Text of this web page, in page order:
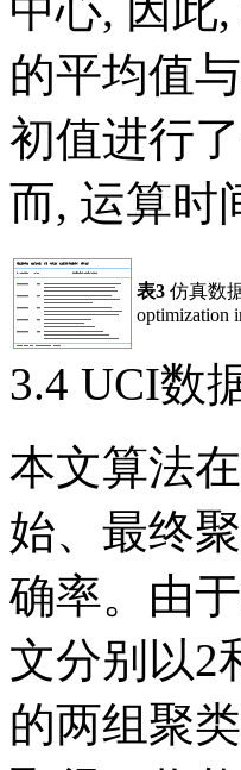
的平均值
初值进行
而, 运算时
表3 仿真数
optimization
3.4 UCI数
本文算法
始、最终
确率。由
文分别以2
的两组聚